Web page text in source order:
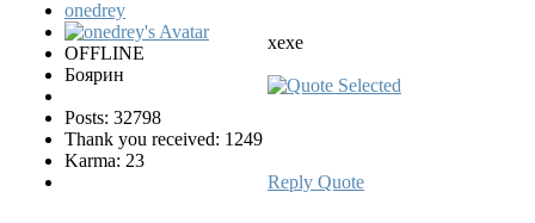
onedrey
OFFLINE
Боярин
Posts: 32798
Thank you received: 1249
Karma: 23
хехе
Reply Quote